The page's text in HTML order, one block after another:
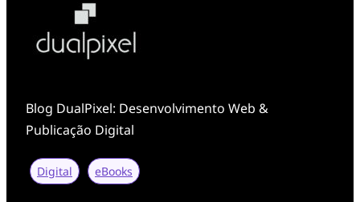
Blog DualPixel: Desenvolvimento Web &
Publicação Digital
Digital eBooks